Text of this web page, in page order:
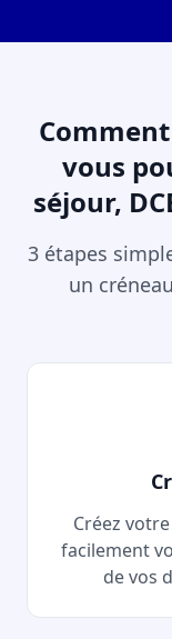
vous
séjour,
3 étapes
un
Créez
facilement
de vos